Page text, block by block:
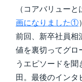
自治体・公共機関・
（コアバリューと
画になりました①）
前回、新卒社員相
値を裏切ってグロ
うエピソードを
田。最後のインタ